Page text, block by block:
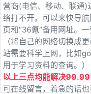
营商(电信、移动、联通)
络打不开。可以来快导
页和“36氪”备用网址。
（将自己的网络切换成
站需要科学上网，比如
用于学习资料的查询。）
以上三点均能解决
可在线留言，着急的话也